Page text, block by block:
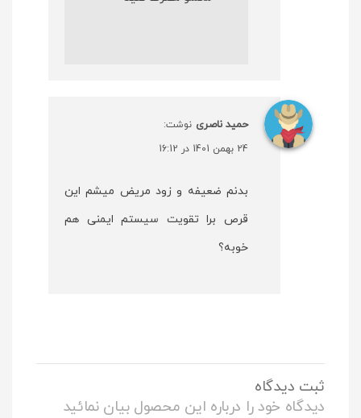
حمید ناصری نوشت:
24 بهمن 1401 در 16:12
بدنم ضعیفه و زود مریض میشم این
قرص برا تقویت سیستم ایمنی هم
خوبه؟
ثبت دیدگاه
دیدگاه خود را درباره این محصول بیان نمائید